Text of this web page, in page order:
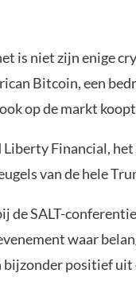
is niet zijn enige
Bitcoin, een
op de markt
Financial,
van de hele
de SALT-
waar
bijzonder positief